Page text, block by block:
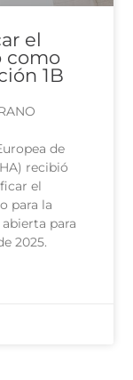
el
como
1B
de
recibió
el
para la
para
2025.